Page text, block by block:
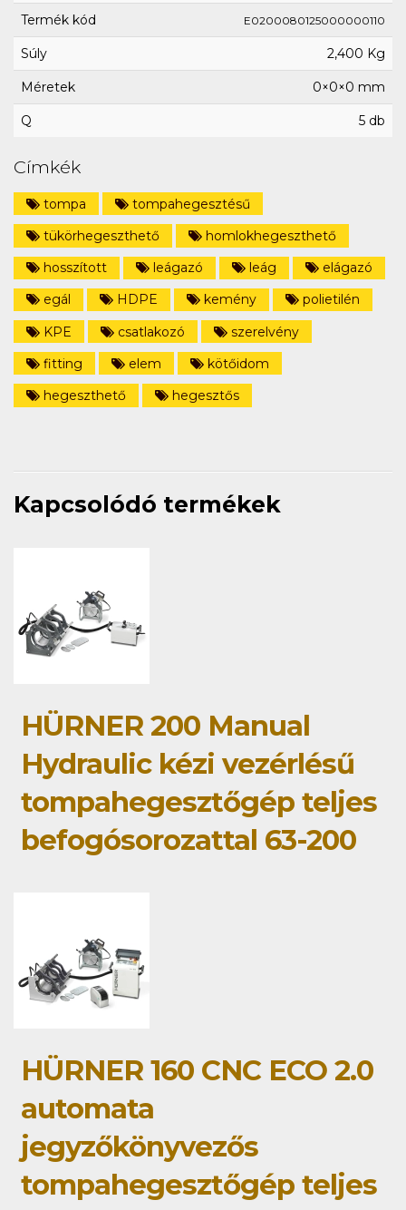
Termék kód E0200080125000000110
Súly 2,400 Kg
Méretek 0×0×0 mm
Q 5 db
Címkék
tompa
tompahegesztésű
tükörhegeszthető
homlokhegeszthető
hosszított
leágazó leág
elágazó
egál
HDPE kemény
polietilén
KPE
csatlakozó
szerelvény
fitting
elem
kötőidom
hegeszthető
hegesztős
Kapcsolódó termékek
HÜRNER 200 Manual
Hydraulic kézi vezérlésű
tompahegesztőgép teljes
befogósorozattal 63-200
HÜRNER 160 CNC ECO 2.0
automata
jegyzőkönyvezős
tompahegesztőgép teljes